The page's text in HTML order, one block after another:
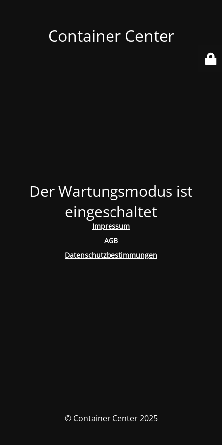
Container Center
Der Wartungsmodus ist
eingeschaltet
Impressum
AGB
Datenschutzbestimmungen
© Container Center 2025